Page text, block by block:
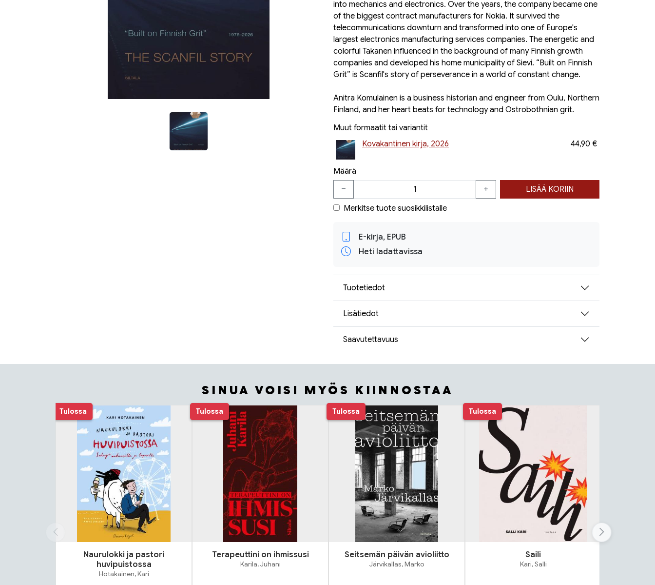
into mechanics and electronics. Over the years, the company became one
of the biggest contract manufacturers for Nokia. It survived the
telecommunications downturn and transformed into one of Europe's
largest electronics manufacturing services companies. The energetic and
colorful Takanen influenced in the background of many Finnish growth
companies and developed his home municipality of Sievi. “Built on Finnish
Grit” is Scanfil's story of perseverance in a world of constant change.
Anitra Komulainen is a business historian and engineer from Oulu, Northern
Finland, and her heart beats for technology and Ostrobothnian grit.
Muut formaatit tai variantit
Kovakantinen kirja, 2026
44,90 €
Määrä
LISÄÄ KORIIN
Merkitse tuote suosikkilistalle
E-kirja, EPUB
Heti ladattavissa
Tuotetiedot
Lisätiedot
Saavutettavuus
SINUA VOISI MYÖS KIINNOSTAA
Tuoteluettelon alku
Tulossa
Naurulokki ja pastori
huvipuistossa
Hotakainen, Kari
Tulossa
Terapeuttini on ihmissusi
Karila, Juhani
Tulossa
Seitsemän päivän avioliitto
Järvikallas, Marko
Tulossa
Saili
Kari, Salli